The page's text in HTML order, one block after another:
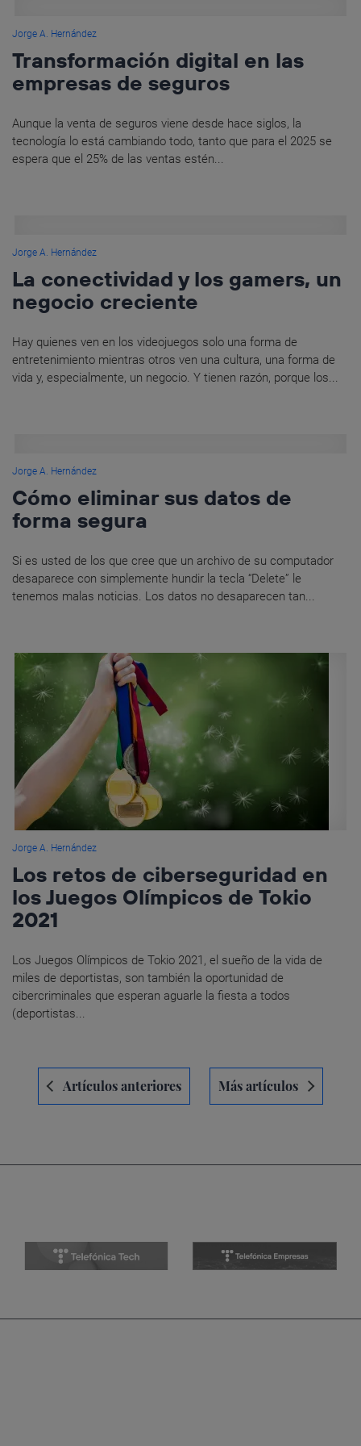
Jorge A. Hernández
Transformación digital en las
empresas de seguros
Aunque la venta de seguros viene desde hace siglos, la
tecnología lo está cambiando todo, tanto que para el 2025 se
espera que el 25% de las ventas estén...
Jorge A. Hernández
La conectividad y los gamers, un
negocio creciente
Hay quienes ven en los videojuegos solo una forma de
entretenimiento mientras otros ven una cultura, una forma de
vida y, especialmente, un negocio. Y tienen razón, porque los...
Jorge A. Hernández
Cómo eliminar sus datos de
forma segura
Si es usted de los que cree que un archivo de su computador
desaparece con simplemente hundir la tecla “Delete” le
tenemos malas noticias. Los datos no desaparecen tan...
Jorge A. Hernández
Los retos de ciberseguridad en
los Juegos Olímpicos de Tokio
2021
Los Juegos Olímpicos de Tokio 2021, el sueño de la vida de
miles de deportistas, son también la oportunidad de
cibercriminales que esperan aguarle la fiesta a todos
(deportistas...
Navegación
entradas
Artículos anteriores Más artículos